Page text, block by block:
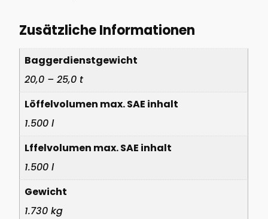
Zusätzliche Informationen
Baggerdienstgewicht
20,0 – 25,0 t
Löffelvolumen max. SAE inhalt
1.500 l
Lffelvolumen max. SAE inhalt
1.500 l
Gewicht
1.730 kg